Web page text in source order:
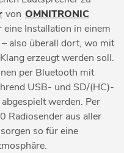
von OMNITRONIC
Installation in einem
also überall dort, wo mit
erzeugt werden soll.
per Bluetooth mit
USB- und SD/(HC)-
werden. Per
Radiosender aus aller
so für eine